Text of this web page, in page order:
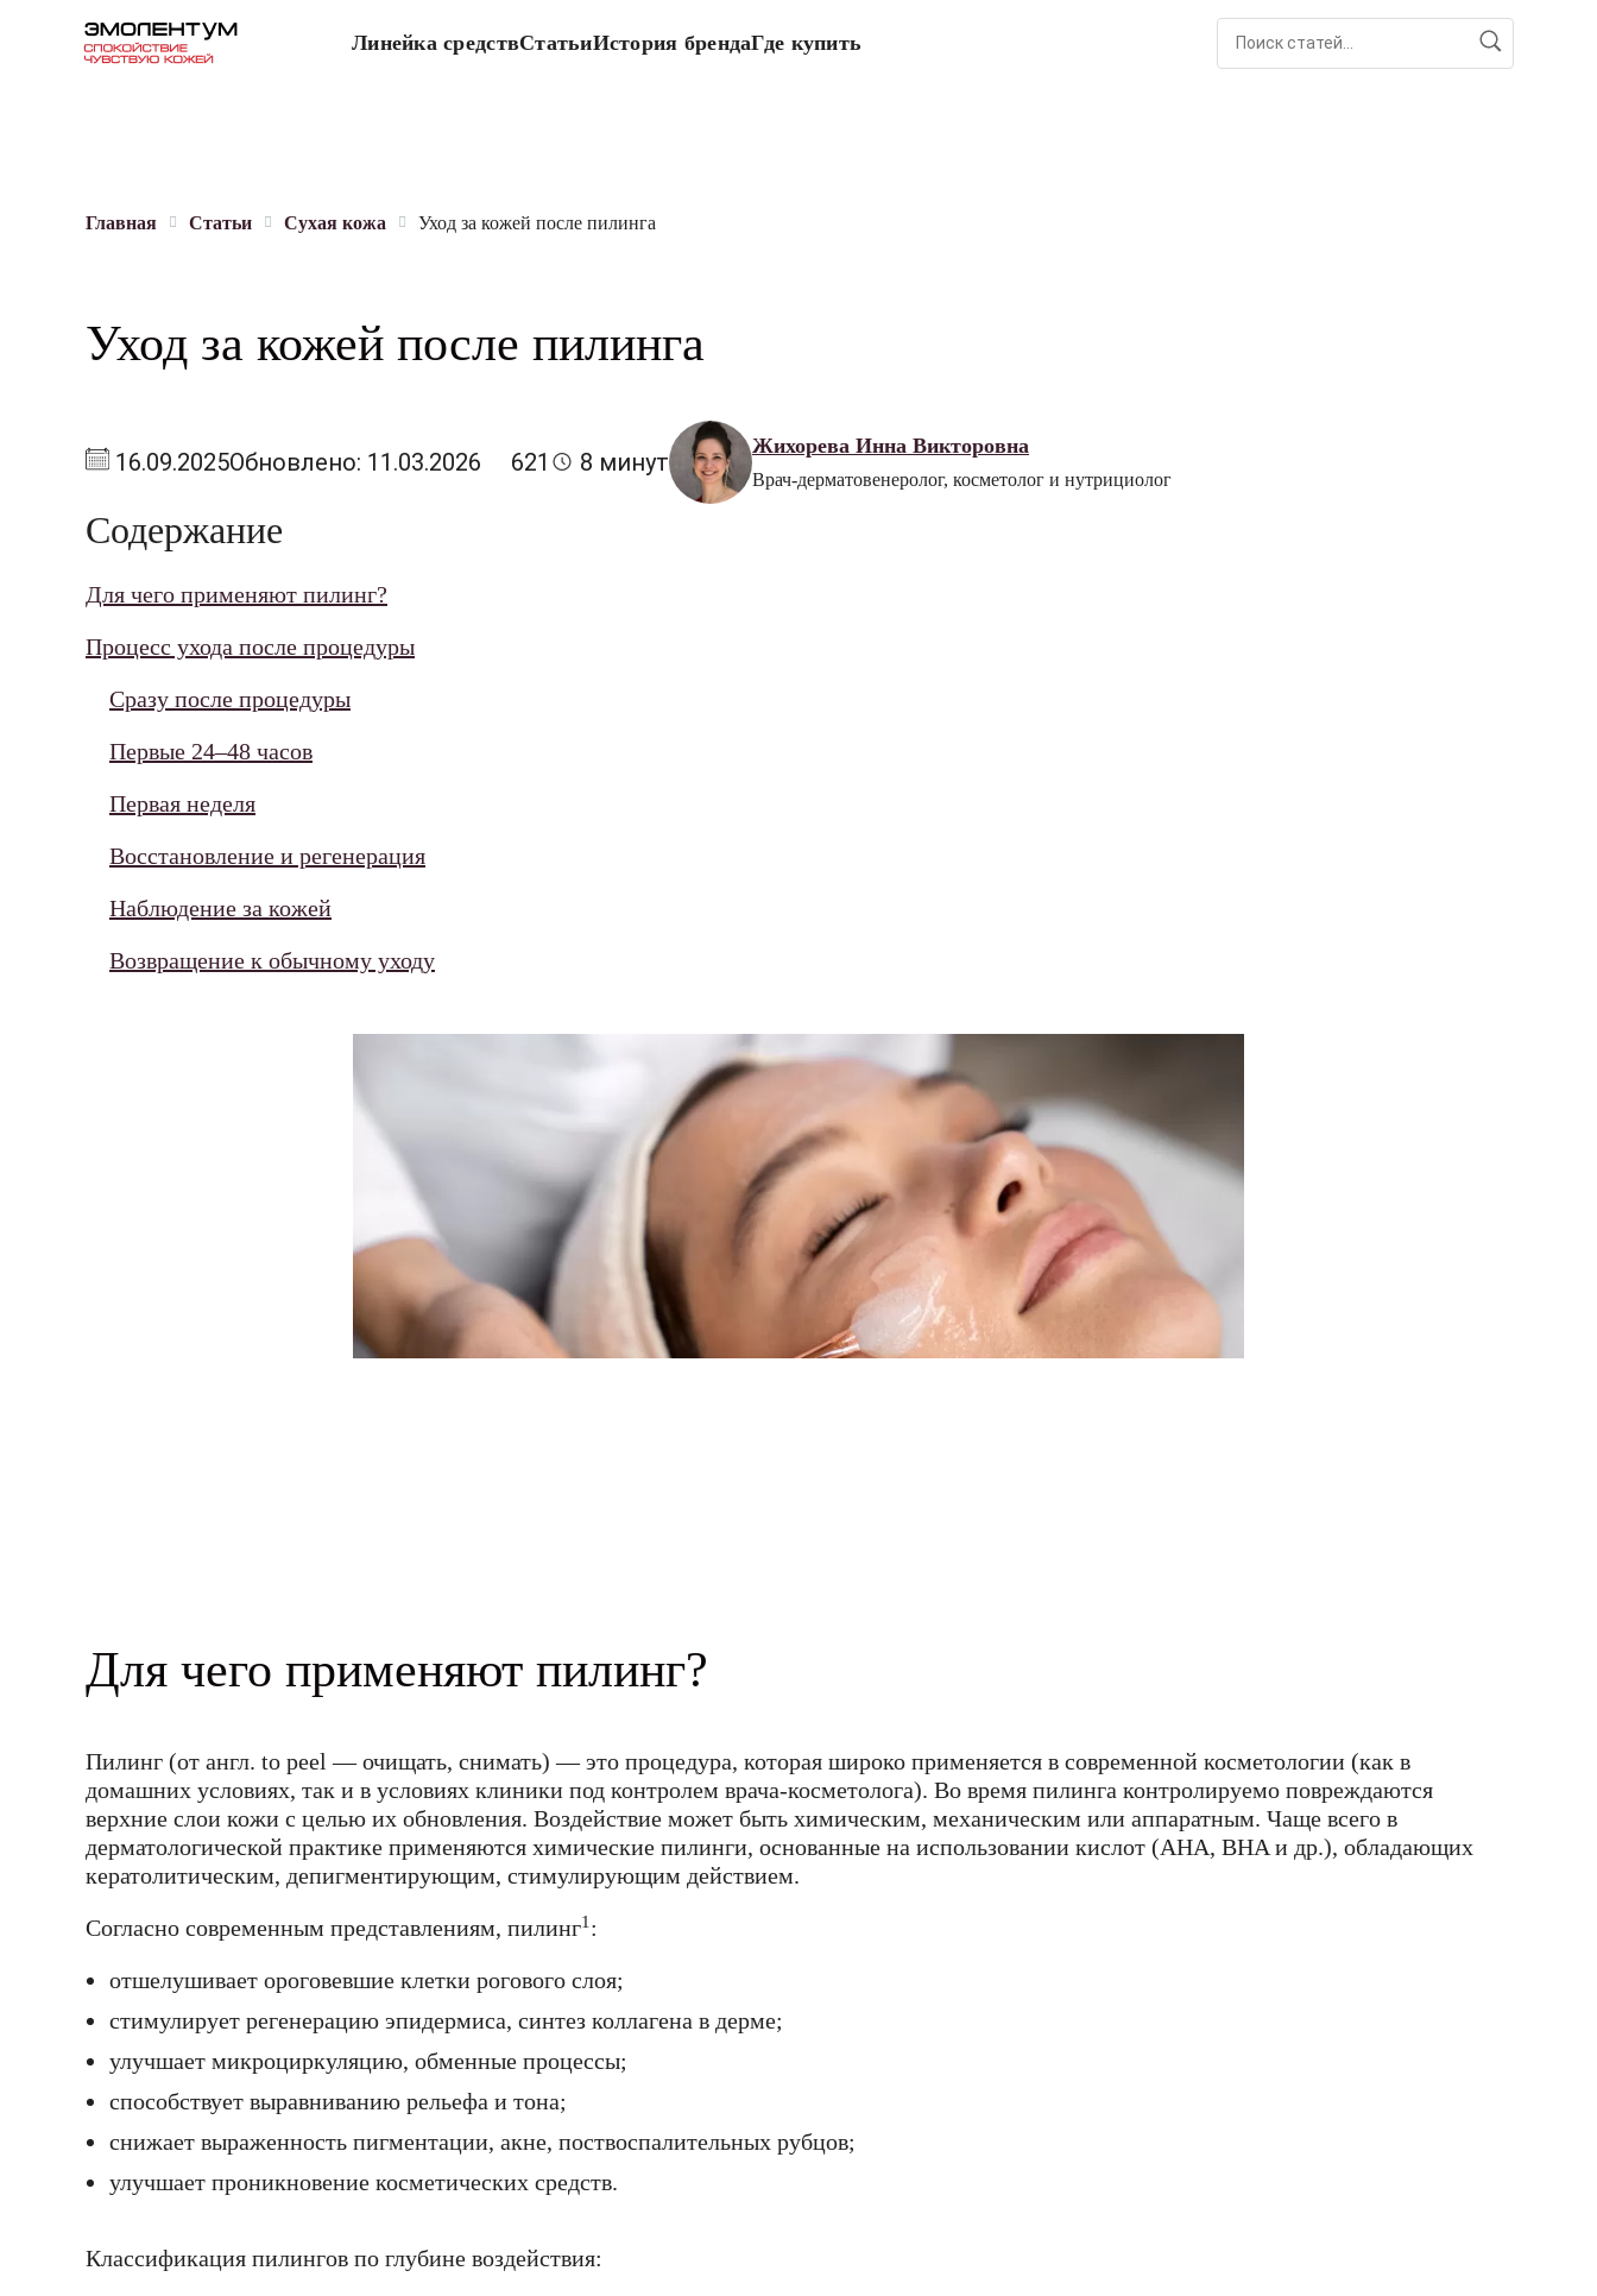
Линейка средствСтатьиИстория брендаГде купить
Главная Статьи Сухая кожа Уход за кожей после пилинга
Уход за кожей после пилинга
16.09.2025Обновлено: 11.03.2026 621 8 минут
Жихорева Инна Викторовна
Врач-дерматовенеролог, косметолог и нутрициолог
Содержание
Для чего применяют пилинг?
Процесс ухода после процедуры
Сразу после процедуры
Первые 24–48 часов
Первая неделя
Восстановление и регенерация
Наблюдение за кожей
Возвращение к обычному уходу
Для чего применяют пилинг?
Пилинг (от англ. to peel — очищать, снимать) — это процедура, которая широко применяется в современной косметологии (как в
домашних условиях, так и в условиях клиники под контролем врача-косметолога). Во время пилинга контролируемо повреждаются
верхние слои кожи с целью их обновления. Воздействие может быть химическим, механическим или аппаратным. Чаще всего в
дерматологической практике применяются химические пилинги, основанные на использовании кислот (AHA, BHA и др.), обладающих
кератолитическим, депигментирующим, стимулирующим действием.
Согласно современным представлениям, пилинг1 :
отшелушивает ороговевшие клетки рогового слоя;
стимулирует регенерацию эпидермиса, синтез коллагена в дерме;
улучшает микроциркуляцию, обменные процессы;
способствует выравниванию рельефа и тона;
снижает выраженность пигментации, акне, поствоспалительных рубцов;
улучшает проникновение косметических средств.
Классификация пилингов по глубине воздействия: